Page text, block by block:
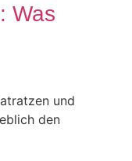
Was
und
den